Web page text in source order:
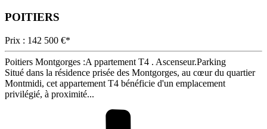
POITIERS
Prix : 142 500 €*
Poitiers Montgorges :A ppartement T4 . Ascenseur.Parking
Situé dans la résidence prisée des Montgorges, au cœur du quartier
Montmidi, cet appartement T4 bénéficie d'un emplacement
privilégié, à proximité...